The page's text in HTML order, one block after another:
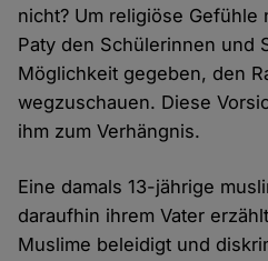
nicht? Um religiöse
Paty den Schülerinnen und
Möglichkeit gegeben, den
wegzuschauen. Diese
ihm zum Verhängnis.
Eine damals 13-jährige
daraufhin ihrem Vater
Muslime beleidigt und